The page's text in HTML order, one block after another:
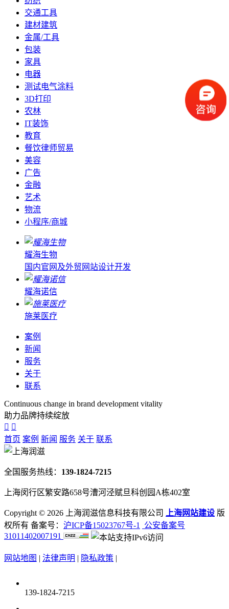
交通工具
建材建筑
金属/工具
包装
家具
电器
测试电气涂料
3D打印
农林
IT装饰
教育
餐饮律师贸易
美容
广告
金融
艺术
物流
小程序/商城
耀海生物
国内官网及外贸网站设计开发
耀海诺信
施莱医疗
案例
新闻
服务
关于
联系
Continuous change in brand development vitality
助力品牌持续绽放
首页 案例 新闻 服务 关于 联系
全国服务热线： 139-1824-7215
上海闵行区繁安路658号漕河泾赋旦科创园A栋402室
Copyright © 2026 上海润滋信息科技有限公司 上海网站建设 版
权所有 备案号： 沪ICP备15023767号-1
公安备案号
31011402007191
网站地图 | 法律声明 | 隐私政策 |
139-1824-7215